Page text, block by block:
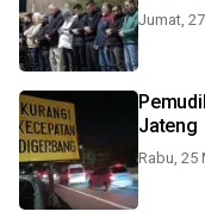
Jumat,
Jateng
Rabu, 25